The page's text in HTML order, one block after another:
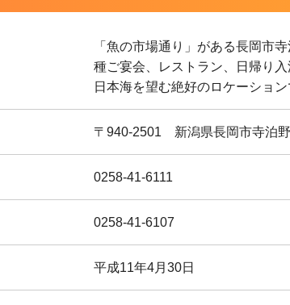
「魚の市場通り」がある長岡市
種ご宴会、レストラン、日帰り
日本海を望む絶好のロケーショ
〒940-2501 新潟県長岡市寺泊
0258-41-6111
0258-41-6107
平成11年4月30日